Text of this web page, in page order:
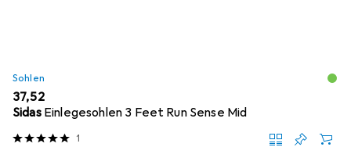
Sohlen
EUR
37,52
Sidas Einlegesohlen 3 Feet Run Sense Mid
1